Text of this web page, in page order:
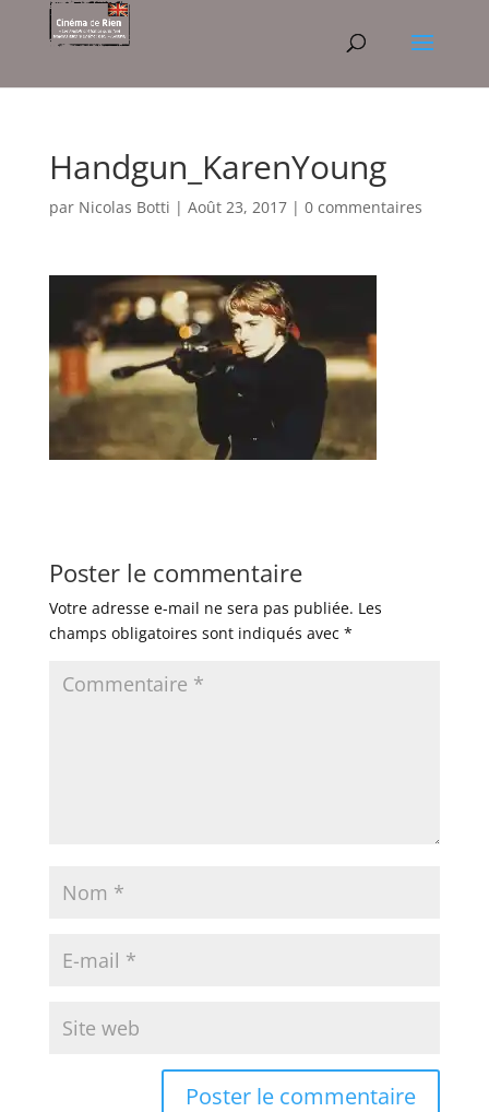
Handgun_KarenYoung
par Nicolas Botti | Août 23, 2017| 0 commentaires
Poster le commentaire
Votre adresse e-mail ne sera pas publiée. Les
champs obligatoires sont indiqués avec *